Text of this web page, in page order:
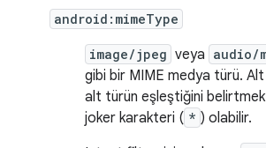
android:mimeType
image/jpeg veya audio/
gibi bir MIME medya türü.
alt türün eşleştiğini belirtmek
joker karakteri ( * ) olabilir.